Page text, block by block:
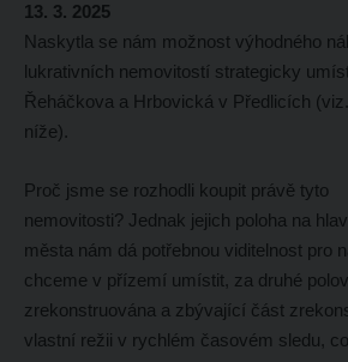
13. 3. 2025
Naskytla se nám možnost výhodného
lukrativních nemovitostí strategicky
Řeháčkova a Hrbovická v Předlicích
níže).
Proč jsme se rozhodli koupit právě tyto
nemovitosti? Jednak jejich poloha na
města nám dá potřebnou viditelnost pro
chceme v přízemí umístit, za druhé
zrekonstruována a zbývající část
vlastní režii v rychlém časovém sledu,